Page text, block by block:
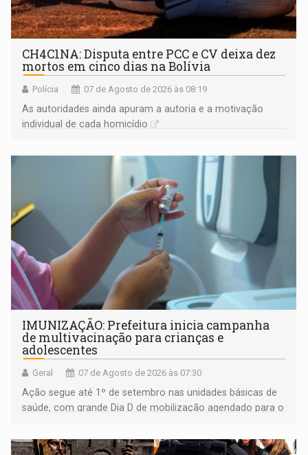
CH4C1NA: Disputa entre PCC e CV deixa dez
mortos em cinco dias na Bolívia
Polícia 07 de Agosto de 2026 às 08:19
As autoridades ainda apuram a autoria e a motivação
individual de cada homicídio
IMUNIZAÇÃO: Prefeitura inicia campanha
de multivacinação para crianças e
adolescentes
Geral 07 de Agosto de 2026 às 07:30
Ação segue até 1º de setembro nas unidades básicas de
saúde, com grande Dia D de mobilização agendado para o